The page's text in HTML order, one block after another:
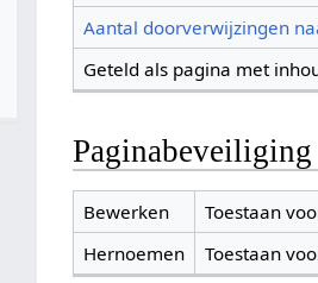
Aantal doorverwijzingen
Geteld als pagina met
Paginabeveiliging
Bewerken
Toestaan
Hernoemen
Toestaan